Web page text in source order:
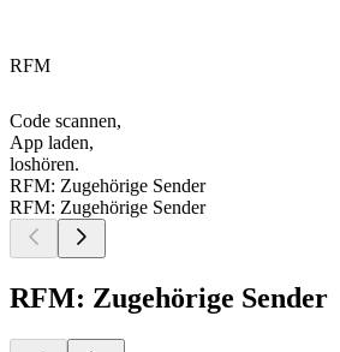
RFM
Code scannen,
App laden,
loshören.
RFM: Zugehörige Sender
RFM: Zugehörige Sender
RFM: Zugehörige Sender